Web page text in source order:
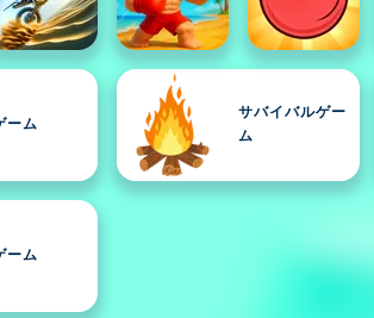
ーム
サバイバルゲー
ム
ーム